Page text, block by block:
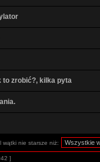
to zrobić?, kilka pyta
wątki nie starsze niż:
]